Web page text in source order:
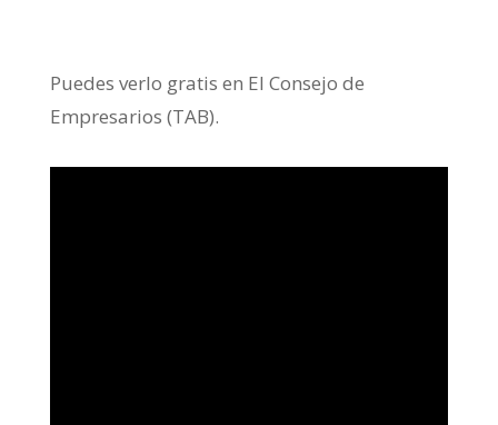
Puedes verlo gratis en El Consejo de
Empresarios (TAB).